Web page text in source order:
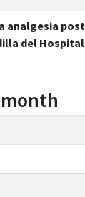
analgesia
del Hospital